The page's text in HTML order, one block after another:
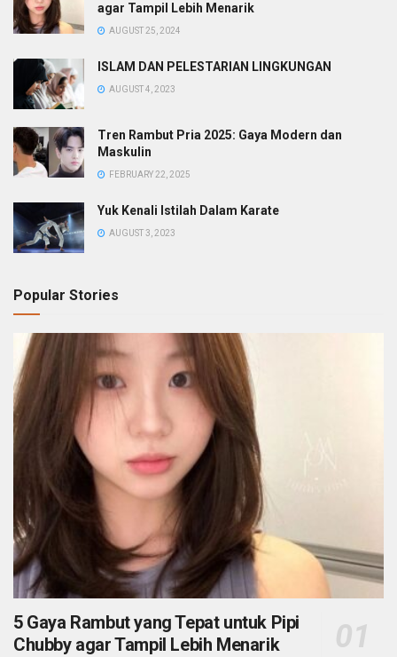
agar Tampil Lebih Menarik
AUGUST 25, 2024
ISLAM DAN PELESTARIAN LINGKUNGAN
AUGUST 4, 2023
Tren Rambut Pria 2025: Gaya Modern dan
Maskulin
FEBRUARY 22, 2025
Yuk Kenali Istilah Dalam Karate
AUGUST 3, 2023
Popular Stories
5 Gaya Rambut yang Tepat untuk Pipi
Chubby agar Tampil Lebih Menarik